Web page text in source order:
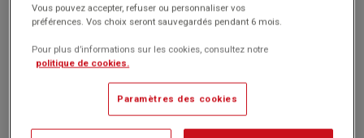
Marque : 3M
HT
) Passer commande
Vous pouvez accepter, refuser ou personnaliser vos
préférences. Vos choix seront sauvegardés pendant 6 mois.
Pour plus d’informations sur les cookies, consultez notre
politique de cookies.
Paramètres des cookies